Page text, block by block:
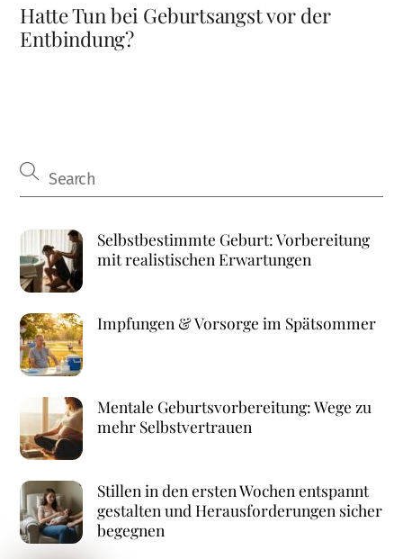
Hatte Tun bei Geburtsangst vor der
Entbindung?
Selbstbestimmte Geburt: Vorbereitung
mit realistischen Erwartungen
Impfungen & Vorsorge im Spätsommer
Mentale Geburtsvorbereitung: Wege zu
mehr Selbstvertrauen
Stillen in den ersten Wochen entspannt
gestalten und Herausforderungen sicher
begegnen